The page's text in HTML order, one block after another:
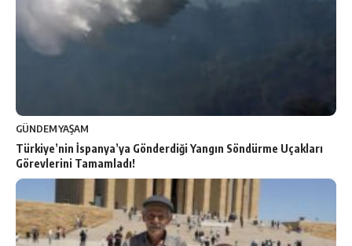
GÜNDEMYAŞAM
Türkiye’nin İspanya’ya Gönderdiği Yangın Söndürme Uçakları
Görevlerini Tamamladı!